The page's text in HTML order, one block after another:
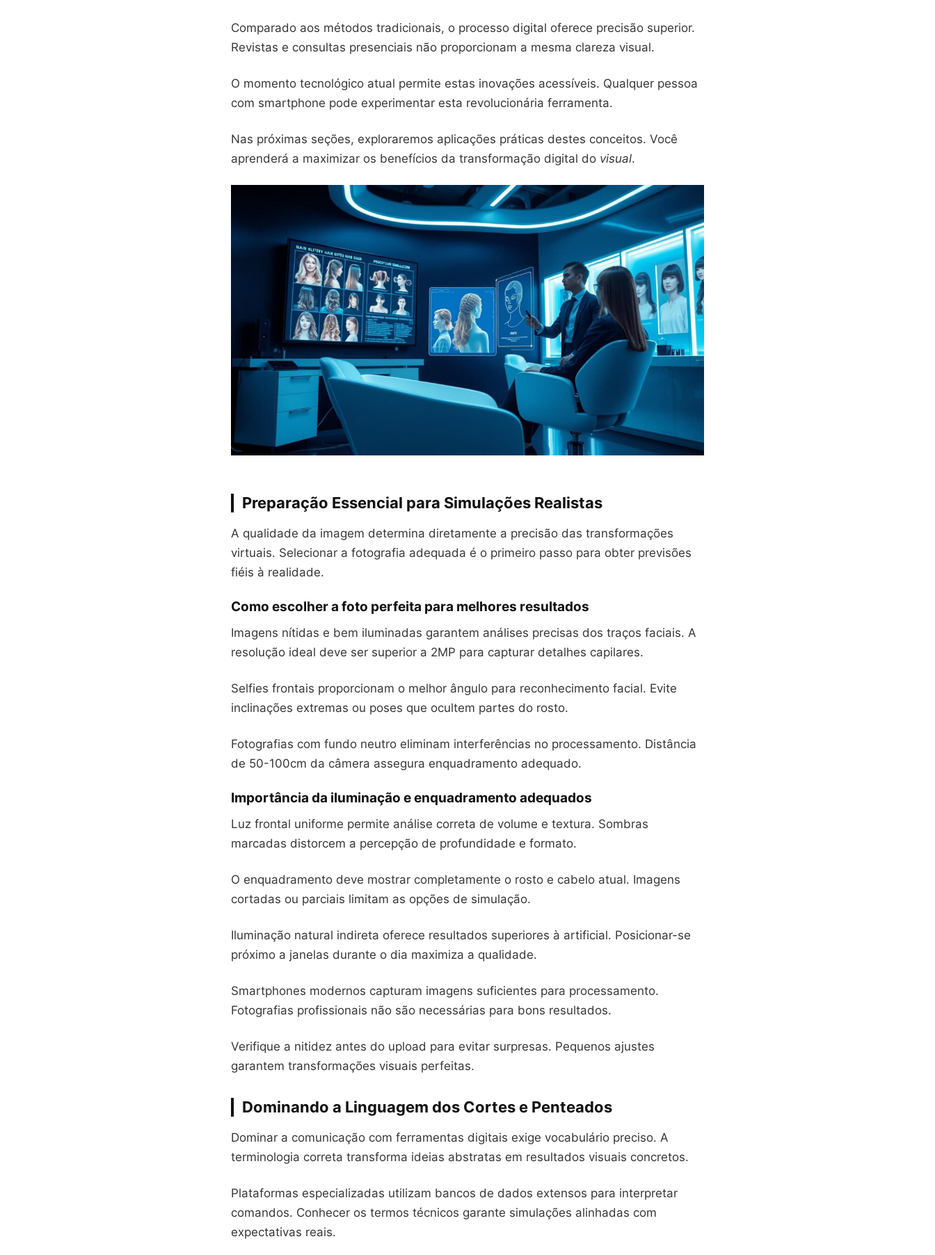
Comparado aos métodos tradicionais, o processo digital oferece precisão superior.
Revistas e consultas presenciais não proporcionam a mesma clareza visual.
O momento tecnológico atual permite estas inovações acessíveis. Qualquer pessoa
com smartphone pode experimentar esta revolucionária ferramenta.
Nas próximas seções, exploraremos aplicações práticas destes conceitos. Você
aprenderá a maximizar os benefícios da transformação digital do visual.
Preparação Essencial para Simulações Realistas
A qualidade da imagem determina diretamente a precisão das transformações
virtuais. Selecionar a fotografia adequada é o primeiro passo para obter previsões
fiéis à realidade.
Como escolher a foto perfeita para melhores resultados
Imagens nítidas e bem iluminadas garantem análises precisas dos traços faciais. A
resolução ideal deve ser superior a 2MP para capturar detalhes capilares.
Selfies frontais proporcionam o melhor ângulo para reconhecimento facial. Evite
inclinações extremas ou poses que ocultem partes do rosto.
Fotografias com fundo neutro eliminam interferências no processamento. Distância
de 50-100cm da câmera assegura enquadramento adequado.
Importância da iluminação e enquadramento adequados
Luz frontal uniforme permite análise correta de volume e textura. Sombras
marcadas distorcem a percepção de profundidade e formato.
O enquadramento deve mostrar completamente o rosto e cabelo atual. Imagens
cortadas ou parciais limitam as opções de simulação.
Iluminação natural indireta oferece resultados superiores à artificial. Posicionar-se
próximo a janelas durante o dia maximiza a qualidade.
Smartphones modernos capturam imagens suficientes para processamento.
Fotografias profissionais não são necessárias para bons resultados.
Verifique a nitidez antes do upload para evitar surpresas. Pequenos ajustes
garantem transformações visuais perfeitas.
Dominando a Linguagem dos Cortes e Penteados
Dominar a comunicação com ferramentas digitais exige vocabulário preciso. A
terminologia correta transforma ideias abstratas em resultados visuais concretos.
Plataformas especializadas utilizam bancos de dados extensos para interpretar
comandos. Conhecer os termos técnicos garante simulações alinhadas com
expectativas reais.